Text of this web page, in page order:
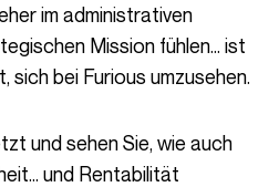
im administrativen
Mission fühlen… ist
sich bei Furious umzusehen.
und Rentabilität